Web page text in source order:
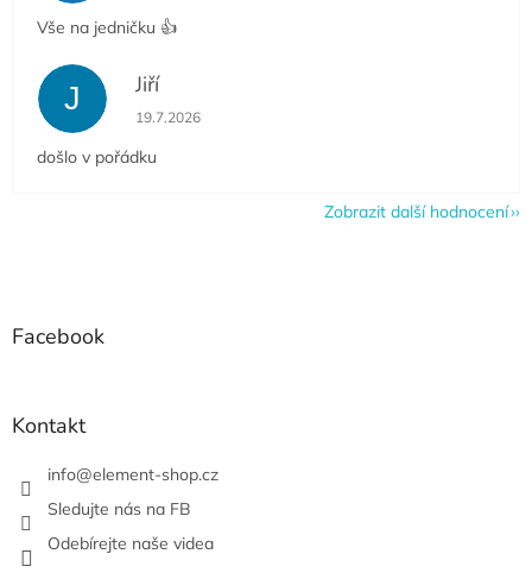
Vše na jedničku 👍
J Jiří
Hodnocení obchodu je 5 z 5 hvězdiček.
19.7.2026
došlo v pořádku
Zobrazit další hodnocení
Facebook
Kontakt
info@element-shop.cz
Sledujte nás na FB
Odebírejte naše videa